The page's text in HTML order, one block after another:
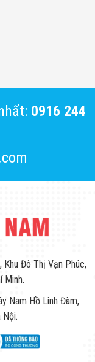
0916 244
Khu Đô Thị Vạn Phúc,
Minh.
Nam Hồ Linh Đàm,
Nội.